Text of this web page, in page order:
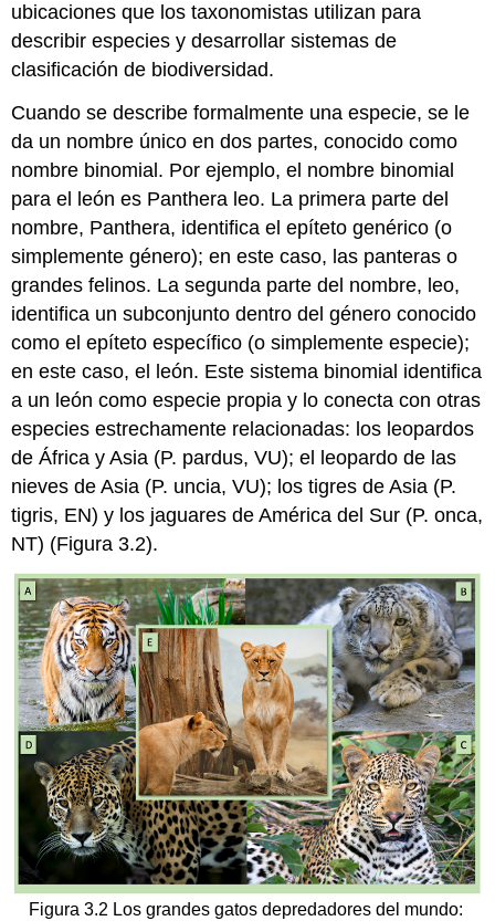
ubicaciones que los taxonomistas utilizan para
describir especies y desarrollar sistemas de
clasificación de biodiversidad.
Cuando se describe formalmente una especie, se le
da un nombre único en dos partes, conocido como
nombre binomial. Por ejemplo, el nombre binomial
para el león es Panthera leo. La primera parte del
nombre, Panthera, identifica el epíteto genérico (o
simplemente género); en este caso, las panteras o
grandes felinos. La segunda parte del nombre, leo,
identifica un subconjunto dentro del género conocido
como el epíteto específico (o simplemente especie);
en este caso, el león. Este sistema binomial identifica
a un león como especie propia y lo conecta con otras
especies estrechamente relacionadas: los leopardos
de África y Asia (P. pardus, VU); el leopardo de las
nieves de Asia (P. uncia, VU); los tigres de Asia (P.
tigris, EN) y los jaguares de América del Sur (P. onca,
NT) (Figura 3.2).
Figura 3.2 Los grandes gatos depredadores del mundo: